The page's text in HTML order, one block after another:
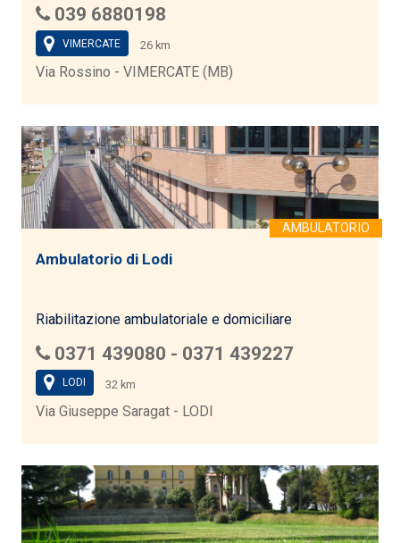
039 6880198
VIMERCATE 26 km
Via Rossino - VIMERCATE (MB)
Ambulatorio di Lodi
Riabilitazione ambulatoriale e domiciliare
0371 439080 - 0371 439227
LODI 32 km
Via Giuseppe Saragat - LODI